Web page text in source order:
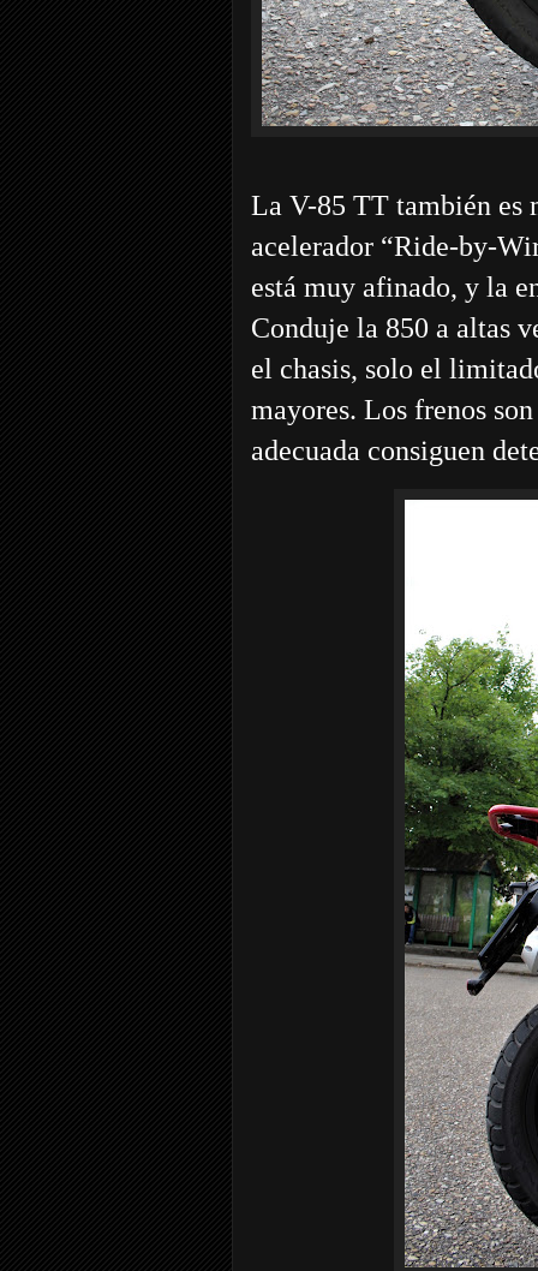
La V-85 TT también es
acelerador “Ride-by-
está muy afinado, y la
Conduje la 850 a altas
el chasis, solo el
mayores. Los frenos
adecuada consiguen